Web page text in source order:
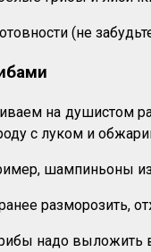
(не
на душистом
с луком и
шампиньоны
разморозить,
надо выложить